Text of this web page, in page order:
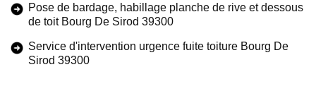
Pose de bardage, habillage planche de rive et dessous
de toit Bourg De Sirod 39300
Service d'intervention urgence fuite toiture Bourg De
Sirod 39300